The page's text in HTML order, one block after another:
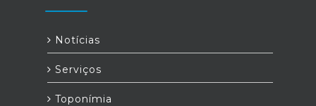
Notícias
Serviços
Toponímia